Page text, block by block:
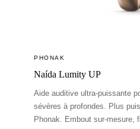
PHONAK
Naída Lumity UP
Aide auditive ultra-puissante
sévères à profondes. Plus
Phonak. Embout sur-mesure,